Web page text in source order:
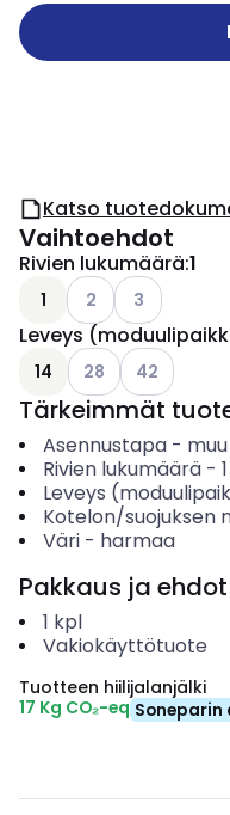
Katso
Vaihtoehdot
Rivien lukumäärä:1
1 Katso
2 Katso
3
Leveys
14 Katso
28 Katso
42
Tärkeimmät
Asennustapa- muu
Rivien lukumäärä- 1
Leveys
Kotelon/suojuksen
Väri- harmaa
Pakkaus ja ehdot
1 kpl
Vakiokäyttötuote
Tuotteen hiilijalanjälki
17 Kg CO₂-eq Soneparin